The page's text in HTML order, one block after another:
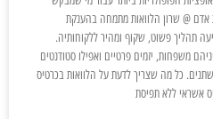
אדם @ שרון הלוואות מתמחה בהענקת
תהליך פשוט, שקוף ומהיר ללקוחותיה.
משפחות, יזמים פרטיים ואפילו סטודנטים
כל מה שצריך לדעת על הלוואות בכרטיס
אשראי ללא תפיסת